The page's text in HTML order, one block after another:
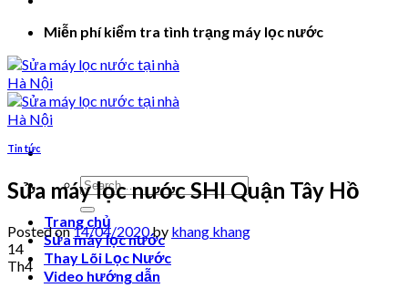
Miễn phí kiểm tra tình trạng máy lọc nước
Search
for:
Trang chủ
Sửa máy lọc nước
Thay Lõi Lọc Nước
Video hướng dẫn
Tin tức
Sửa máy lọc nước SHI Quận Tây Hồ
Posted on14/04/2020by khang khang
14
Th4